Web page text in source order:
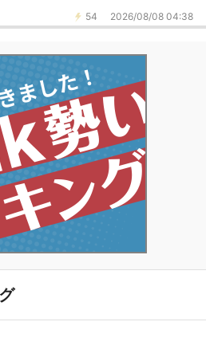
54 2026/08/08 04:38